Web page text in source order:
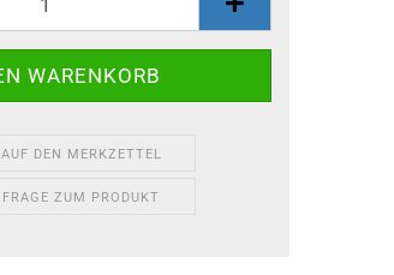
AUF DEN MERKZETTEL
FRAGE ZUM PRODUKT